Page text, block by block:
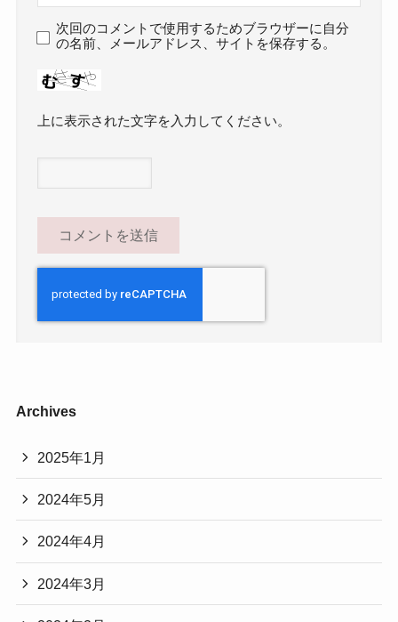
次回のコメントで使用するためブラウザーに自分
の名前、メールアドレス、サイトを保存する。
上に表示された文字を入力してください。
Archives
2025年1月
2024年5月
2024年4月
2024年3月